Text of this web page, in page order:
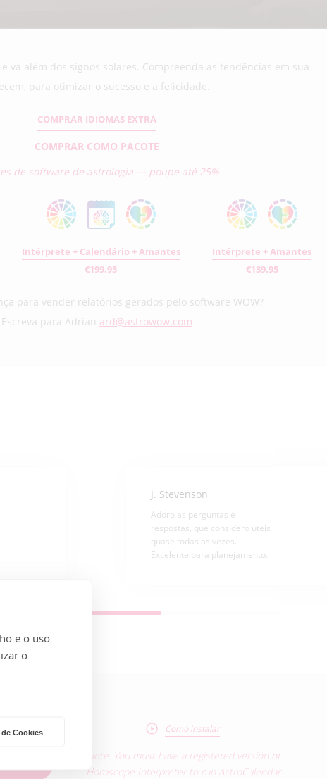
e vá além dos signos solares. Compreenda as tendências em sua
para otimizar o sucesso e a felicidade.
COMPRAR IDIOMAS EXTRA
COMPRAR COMO PACOTE
de software de astrologia — poupe até 25%
Intérprete + Calendário + Amantes
€199.95
Intérprete + Amantes
€139.95
para vender relatórios gerados pelo software WOW?
Escreva para Adrian ard@astrowow.com
J. Stevenson
Adoro as perguntas e
respostas, que considero úteis
quase todas as vezes.
Excelente para planejamento.
Como instalar
Note: You must have a registered version of
Horoscope Interpreter to run AstroCalendar
e o uso
o
Cookies